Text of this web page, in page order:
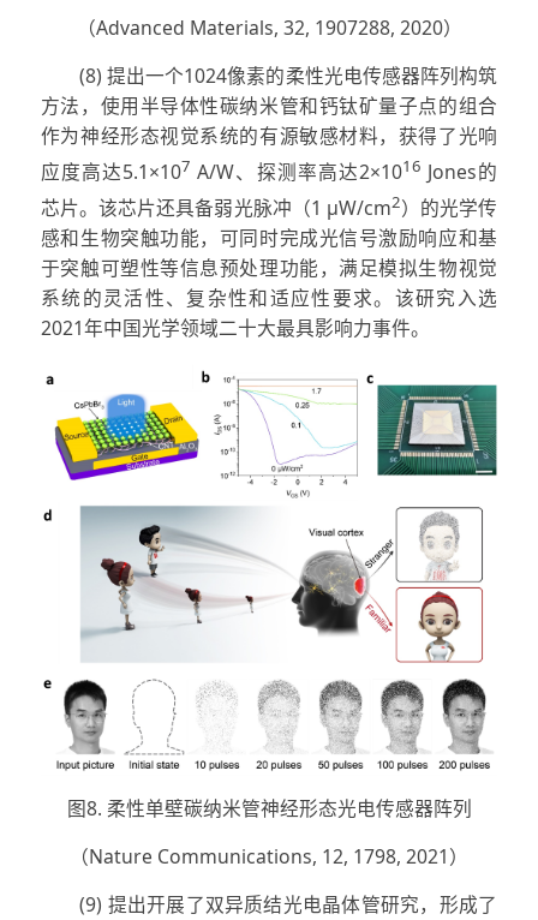
（Advanced Materials, 32, 1907288, 2020）
(8) 提出一个1024像素的柔性光电传感器阵列构筑
方法，使用半导体性碳纳米管和钙钛矿量子点的组合
作为神经形态视觉系统的有源敏感材料，获得了光响
应度高达5.1×107 A/W、探测率高达2×1016 Jones的
芯片。该芯片还具备弱光脉冲（1 μW/cm2）的光学传
感和生物突触功能，可同时完成光信号激励响应和基
于突触可塑性等信息预处理功能，满足模拟生物视觉
系统的灵活性、复杂性和适应性要求。该研究入选
2021年中国光学领域二十大最具影响力事件。
图8. 柔性单壁碳纳米管神经形态光电传感器阵列
（Nature Communications, 12, 1798, 2021）
(9) 提出开展了双异质结光电晶体管研究，形成了